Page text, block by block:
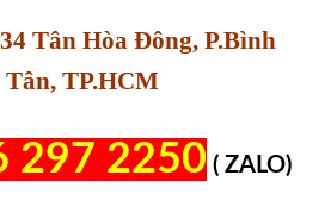
Tân Hòa Đông, P.Bình
TP.HCM
297 2250 ( ZALO)